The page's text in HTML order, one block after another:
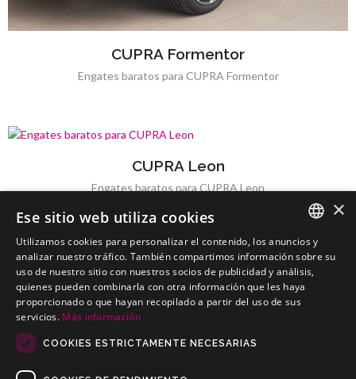
CUPRA Formentor
Engates baratos para CUPRA Formentor
CUPRA Leon
Engates baratos para CUPRA Leon
CUPRA Terramar
Engates baratos para CUPRA Terramar
SPANISH
PORTUGUESE
×
Ese sitio web utiliza cookies
Utilizamos cookies para personalizar el contenido, los anuncios y
analizar nuestro tráfico. También compartimos información sobre su
uso de nuestro sitio con nuestros socios de publicidad y análisis,
quienes pueden combinarla con otra información que les haya
proporcionado o que hayan recopilado a partir del uso de sus
servicios. Más información
COOKIES ESTRICTAMENTE NECESARIAS